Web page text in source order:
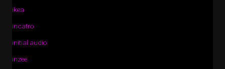
ikea
incatro
initial audio
inzee